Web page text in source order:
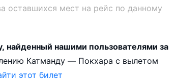
оставшихся мест на рейс по данному
нашими пользователями за
этот билет